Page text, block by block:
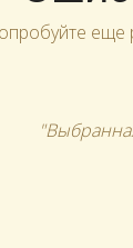
еще